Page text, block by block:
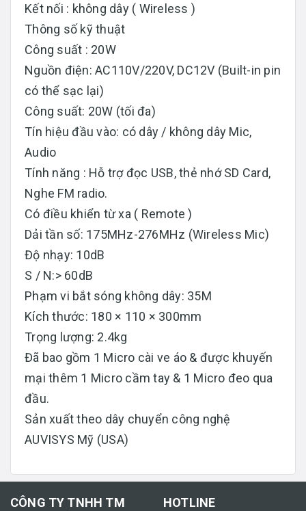
Kết nối : không dây ( Wireless )
Thông số kỹ thuật
Công suất : 20W
Nguồn điện: AC110V/220V, DC12V (Built-in pin
có thể sạc lại)
Công suất: 20W (tối đa)
Tín hiệu đầu vào: có dây / không dây Mic,
Audio
Tính năng : Hỗ trợ đọc USB, thẻ nhớ SD Card,
Nghe FM radio.
Có điều khiển từ xa ( Remote )
Dải tần số: 175MHz-276MHz (Wireless Mic)
Độ nhạy: 10dB
S / N:> 60dB
Phạm vi bắt sóng không dây: 35M
Kích thước: 180 × 110 × 300mm
Trọng lượng: 2.4kg
Đã bao gồm 1 Micro cài ve áo & được khuyến
mại thêm 1 Micro cầm tay & 1 Micro đeo qua
đầu.
Sản xuất theo dây chuyển công nghệ
AUVISYS Mỹ (USA)
CÔNG TY TNHH TM
HOTLINE